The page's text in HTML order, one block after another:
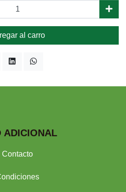
al carro
ADICIONAL
Contacto